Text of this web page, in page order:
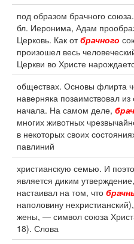
под образом брачного
бл. Иеронима, Адам
Церковь. Как отбрачного
произошел весь
Церкви во Христе
обществах. Основы флирта
наверняка позаимствовал из
начала. На самом деле,
многих животных
в некоторых своих
павлиний
христианскую семью. И
является диким
настаивал на том, что
наполовину
жены, — символ союза
18). Слова